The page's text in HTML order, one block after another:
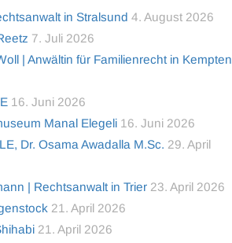
in Stralsund 4. August 2026
7. Juli 2026
| Anwältin für Familienrecht in Kempten
16. Juni 2026
Manal Elegeli 16. Juni 2026
Dr. Osama Awadalla M.Sc. 29. April
| Rechtsanwalt in Trier 23. April 2026
21. April 2026
21. April 2026